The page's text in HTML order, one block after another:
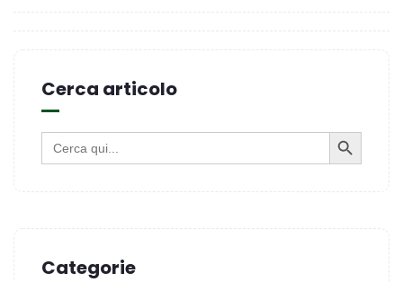
Cerca articolo
Search
for:
SEARCH BUTTON
Categorie